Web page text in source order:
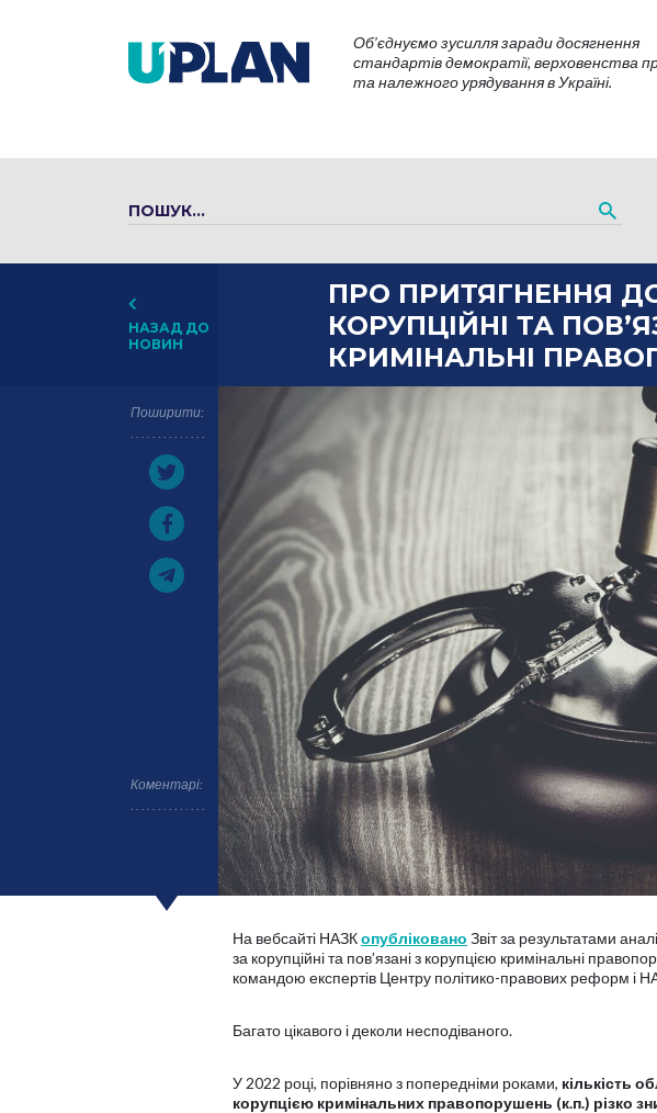
Об’єднуємо зусилля заради досягнення
стандартів демократії, верховенства
та належного урядування в Україні.
НАЗАД ДО
НОВИН
Поширити:
Коментарі:
ПРО ПРИТЯГНЕННЯ
КОРУПЦІЙНІ ТА
КРИМІНАЛЬНІ
На вебсайті НАЗКопубліковано Звіт за результатами
за корупційні та пов’язані з корупцією кримінальні
командою експертів Центру політико-правових реформ і
Багато цікавого і деколи несподіваного.
У 2022 році, порівняно з попередніми роками, кількість
корупцією кримінальних правопорушень (к.п.) різко